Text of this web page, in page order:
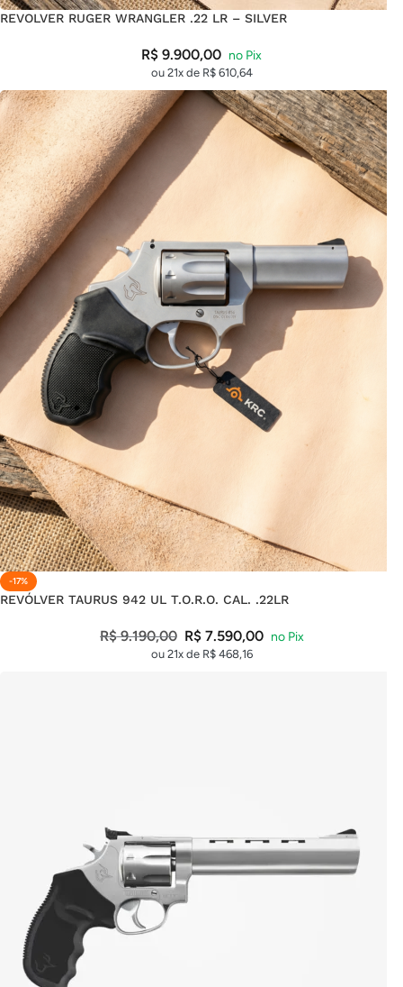
REVOLVER RUGER WRANGLER .22 LR – SILVER
R$ 9.900,00
ou 21x de R$ 610,64
-17%
REVÓLVER TAURUS 942 UL T.O.R.O. CAL. .22LR
R$9.190,00 R$7.590,00
ou 21x de R$ 468,16